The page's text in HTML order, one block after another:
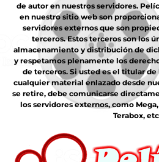
de autor en nuestros servidores.
en nuestro sitio web son
servidores externos que son
terceros. Estos terceros son los
almacenamiento y distribución de
y respetamos plenamente los
de terceros. Si usted es el titular
cualquier material enlazado desde
se retire, debe comunicarse
los servidores externos, como
Terabox,